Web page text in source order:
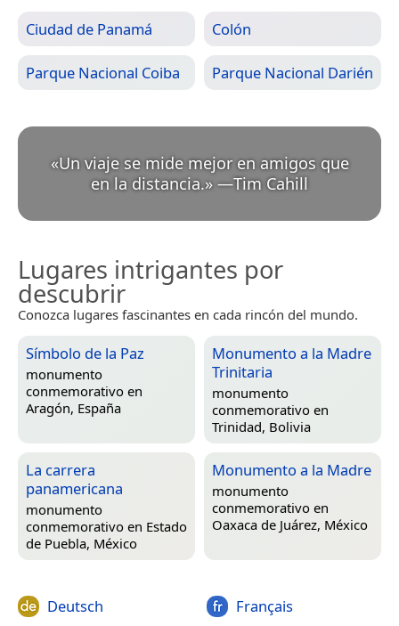
Ciudad de Panamá Colón
Parque Nacional Coiba Parque Nacional Darién
«Un viaje se mide mejor en amigos que
en la distancia.» —Tim Cahill
Lugares intrigantes por
descubrir
Conozca lugares fascinantes en cada rincón del mundo.
Símbolo de la Paz
monumento
conmemorativo en
Aragón, España
Monumento a la Madre
Trinitaria
monumento
conmemorativo en
Trinidad, Bolivia
La carrera
panamericana
monumento
conmemorativo en Estado
de Puebla, México
Monumento a la Madre
monumento
conmemorativo en
Oaxaca de Juárez, México
Deutsch Français